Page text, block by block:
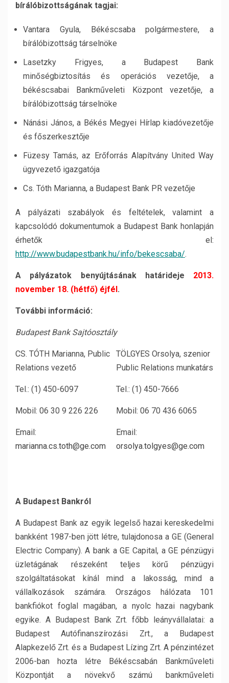
bírálóbizottságának tagjai:
Vantara Gyula, Békéscsaba polgármestere, a
bírálóbizottság társelnöke
Lasetzky Frigyes, a Budapest Bank
minőségbiztosítás és operációs vezetője, a
békéscsabai Bankműveleti Központ vezetője, a
bírálóbizottság társelnöke
Nánási János, a Békés Megyei Hírlap kiadóvezetője
és főszerkesztője
Füzesy Tamás, az Erőforrás Alapítvány United Way
ügyvezető igazgatója
Cs. Tóth Marianna, a Budapest Bank PR vezetője
A pályázati szabályok és feltételek, valamint a
kapcsolódó dokumentumok a Budapest Bank honlapján
érhetők el:
http://www.budapestbank.hu/info/bekescsaba/.
A pályázatok benyújtásának határideje 2013.
november 18. (hétfő) éjfél.
További információ:
Budapest BankSajtóosztály
CS. TÓTH Marianna, Public
Relations vezető
Tel.: (1) 450-6097
Mobil: 06 30 9 226 226
Email:
marianna.cs.toth@ge.com
TÖLGYES Orsolya, szenior
Public Relations munkatárs
Tel.: (1) 450-7666
Mobil: 06 70 436 6065
Email:
orsolya.tolgyes@ge.com
A Budapest Bankról
A Budapest Bank az egyik legelső hazai kereskedelmi
bankként 1987-ben jött létre, tulajdonosa a GE (General
Electric Company). A bank a GE Capital, a GE pénzügyi
üzletágának részeként teljes körű pénzügyi
szolgáltatásokat kínál mind a lakosság, mind a
vállalkozások számára. Országos hálózata 101
bankfiókot foglal magában, a nyolc hazai nagybank
egyike. A Budapest Bank Zrt. főbb leányvállalatai: a
Budapest Autófinanszírozási Zrt., a Budapest
Alapkezelő Zrt. és a Budapest Lízing Zrt. A pénzintézet
2006-ban hozta létre Békéscsabán Bankműveleti
Központját a növekvő számú bankműveleti